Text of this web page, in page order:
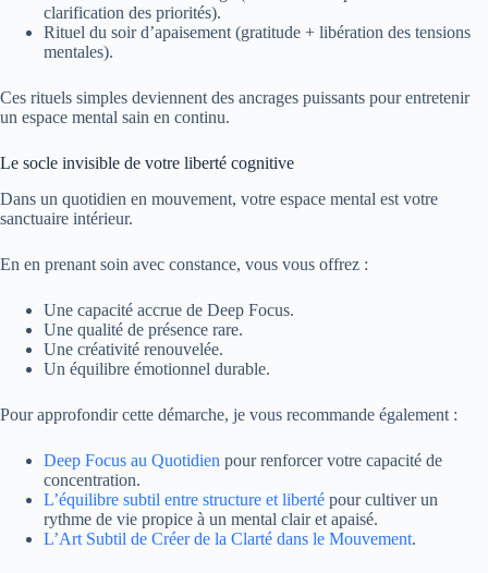
clarification des priorités).
Rituel du soir d’apaisement (gratitude + libération des tensions
mentales).
Ces rituels simples deviennent des ancrages puissants pour entretenir
un espace mental sain en continu.
Le socle invisible de votre liberté cognitive
Dans un quotidien en mouvement, votre espace mental est votre
sanctuaire intérieur.
En en prenant soin avec constance, vous vous offrez :
Une capacité accrue de Deep Focus.
Une qualité de présence rare.
Une créativité renouvelée.
Un équilibre émotionnel durable.
Pour approfondir cette démarche, je vous recommande également :
Deep Focus au Quotidien pour renforcer votre capacité de
concentration.
L’équilibre subtil entre structure et liberté pour cultiver un
rythme de vie propice à un mental clair et apaisé.
L’Art Subtil de Créer de la Clarté dans le Mouvement.